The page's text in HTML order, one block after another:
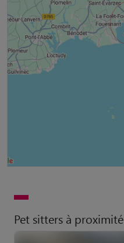
Pet sitters à proximité